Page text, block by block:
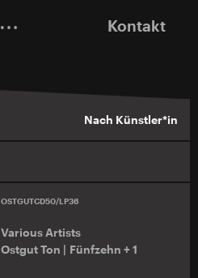
Kontakt
Nach Künstler*in
OSTGUTCD50/LP36
Various Artists
Ostgut Ton | Fünfzehn + 1